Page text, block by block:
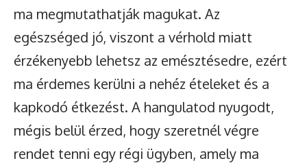
ma megmutathatják magukat. Az
egészséged jó, viszont a vérhold miatt
érzékenyebb lehetsz az emésztésedre, ezért
ma érdemes kerülni a nehéz ételeket és a
kapkodó étkezést. A hangulatod nyugodt,
mégis belül érzed, hogy szeretnél végre
rendet tenni egy régi ügyben, amely ma